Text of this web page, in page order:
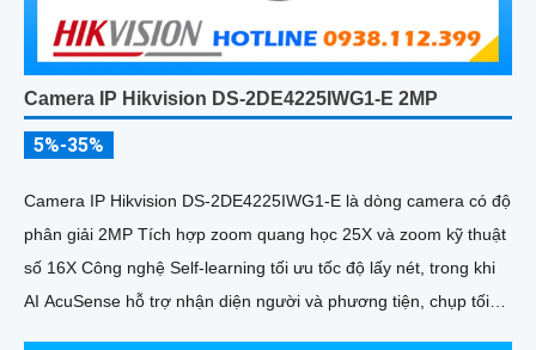
Camera IP Hikvision DS-2DE4225IWG1-E 2MP
5%-35%
Camera IP Hikvision DS-2DE4225IWG1-E là dòng camera có độ
phân giải 2MP Tích hợp zoom quang học 25X và zoom kỹ thuật
số 16X Công nghệ Self-learning tối ưu tốc độ lấy nét, trong khi
AI AcuSense hỗ trợ nhận diện người và phương tiện, chụp tối